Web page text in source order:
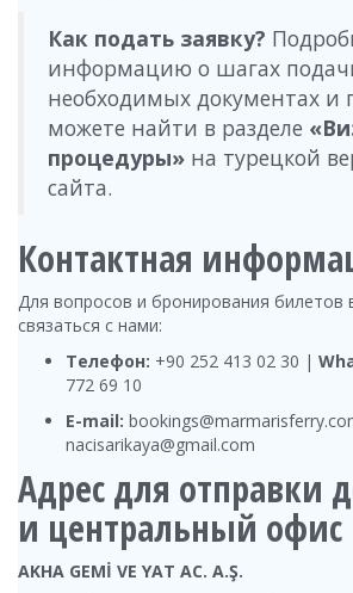
Как подать заявку?
информацию о шагах
необходимых документах и
можете найти в разделе
процедуры» на турецкой
сайта.
Контактная
Для вопросов и бронирования
связаться с нами:
Телефон: +90 252 413 02 30 |
772 69 10
E-mail:
nacisarikaya@gmail.com
Адрес для отправки
и центральный офис
AKHA GEMİ VE YAT AC. A.Ş.